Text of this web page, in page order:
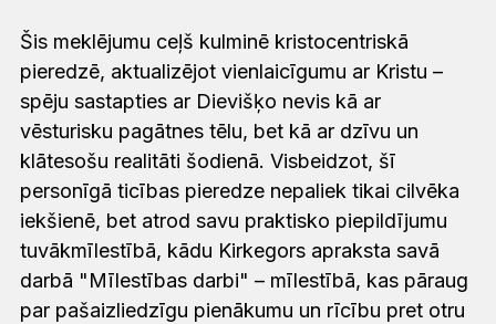
Šis meklējumu ceļš kulminē kristocentriskā
pieredzē, aktualizējot vienlaicīgumu ar Kristu –
spēju sastapties ar Dievišķo nevis kā ar
vēsturisku pagātnes tēlu, bet kā ar dzīvu un
klātesošu realitāti šodienā. Visbeidzot, šī
personīgā ticības pieredze nepaliek tikai cilvēka
iekšienē, bet atrod savu praktisko piepildījumu
tuvākmīlestībā, kādu Kirkegors apraksta savā
darbā "Mīlestības darbi" – mīlestībā, kas pāraug
par pašaizliedzīgu pienākumu un rīcību pret otru